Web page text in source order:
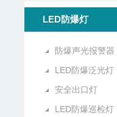
LED防爆灯
防爆声光报警器
LED防爆泛光灯
安全出口灯
LED防爆巡检灯